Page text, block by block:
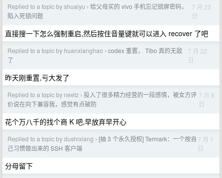
Replied to a topic by shuaiyu › 给父母买的 vivo 手机忘记锁屏密码，
陷入死锁问题
7 月 22
日
直接搜一下怎么强制重启,然后按住音量键就可以进入 recover 了吧
Replied to a topic by huanxianghao › codex 重置， Tibo 真的无敌
了
7 月 22
日
昨天刚重置,亏大发了
Replied to a topic by neetz › 投入了很多精力经营的一段感情，被女方评
价说在向下兼容我，感觉有点破防
7 月 8
日
花个万八千的找个商 K 吧,早放弃早开心
Replied to a topic by dushixiang › [抽 3 个永久授权] Termark：一个按自
己习惯做出来的 SSH 客户端
7 月 1
日
分母留下